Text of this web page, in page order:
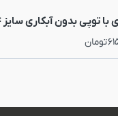
بدون آبکاری سایز 11/4
تومان